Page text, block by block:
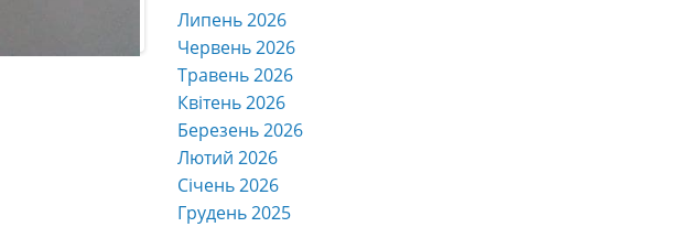
Липень 2026
Червень 2026
Травень 2026
Квітень 2026
Березень 2026
Лютий 2026
Січень 2026
Грудень 2025